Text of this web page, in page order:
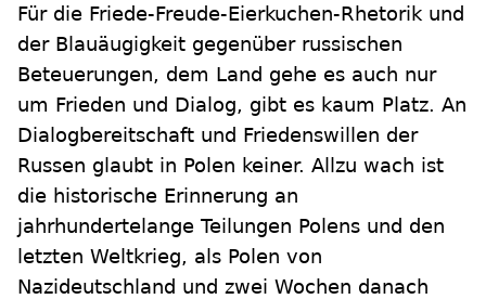
Für die Friede-Freude-Eierkuchen-Rhetorik und
der Blauäugigkeit gegenüber russischen
Beteuerungen, dem Land gehe es auch nur
um Frieden und Dialog, gibt es kaum Platz. An
Dialogbereitschaft und Friedenswillen der
Russen glaubt in Polen keiner. Allzu wach ist
die historische Erinnerung an
jahrhundertelange Teilungen Polens und den
letzten Weltkrieg, als Polen von
Nazideutschland und zwei Wochen danach